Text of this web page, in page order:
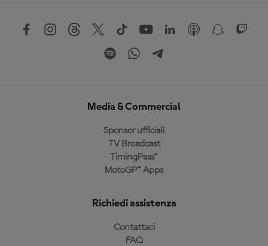
Media & Commercial
Sponsor ufficiali
TV Broadcast
TimingPass™
MotoGP™ Apps
Richiedi assistenza
Contattaci
FAQ